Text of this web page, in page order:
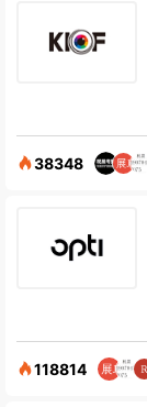
38348
118814